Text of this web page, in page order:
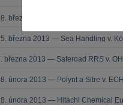
března 2013 — Comune di Milano
března 2013 — Sea Handling v.
března 2013 — Saferoad RRS v.
února 2013 — Polynt a Sitre v.
února 2013 — Hitachi Chemical
Tomáš Sokol
Kurzy lektora